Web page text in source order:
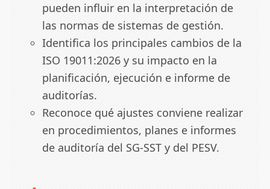
pueden influir en la interpretación de
las normas de sistemas de gestión.
Identifica los principales cambios de la
ISO 19011:2026 y su impacto en la
planificación, ejecución e informe de
auditorías.
Reconoce qué ajustes conviene realizar
en procedimientos, planes e informes
de auditoría del SG-SST y del PESV.